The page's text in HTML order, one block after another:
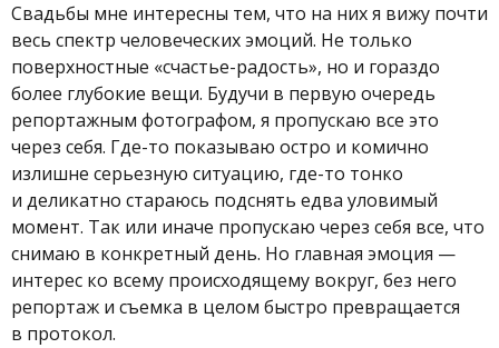
Свадьбы мне интересны тем, что на них я вижу почти
весь спектр человеческих эмоций. Не только
поверхностные «счастье-радость», но и гораздо
более глубокие вещи. Будучи в первую очередь
репортажным фотографом, я пропускаю все это
через себя. Где-то показываю остро и комично
излишне серьезную ситуацию, где-то тонко
и деликатно стараюсь подснять едва уловимый
момент. Так или иначе пропускаю через себя все, что
снимаю в конкретный день. Но главная эмоция —
интерес ко всему происходящему вокруг, без него
репортаж и съемка в целом быстро превращается
в протокол.